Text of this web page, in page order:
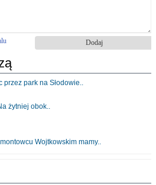
przez park na Słodowie..
żytniej obok..
Wojtkowskim mamy..